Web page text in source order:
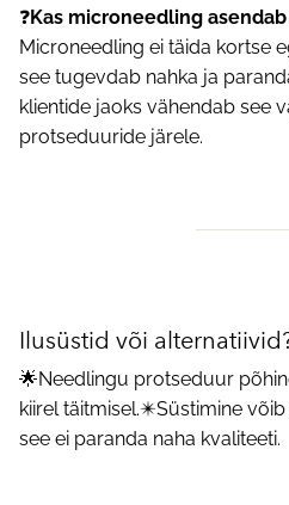
❓Kas microneedling
Microneedling ei täida kortse
see tugevdab nahka ja
klientide jaoks vähendab see
protseduuride järele.
Ilusüstid või
🌟Needlingu protseduur
kiirel täitmisel.✴️Süstimine
see ei paranda naha kvaliteeti.